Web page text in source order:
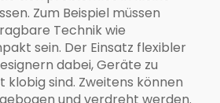
Zum Beispiel müssen
Technik wie
sein. Der Einsatz flexibler
dabei, Geräte zu
klobig sind. Zweitens können